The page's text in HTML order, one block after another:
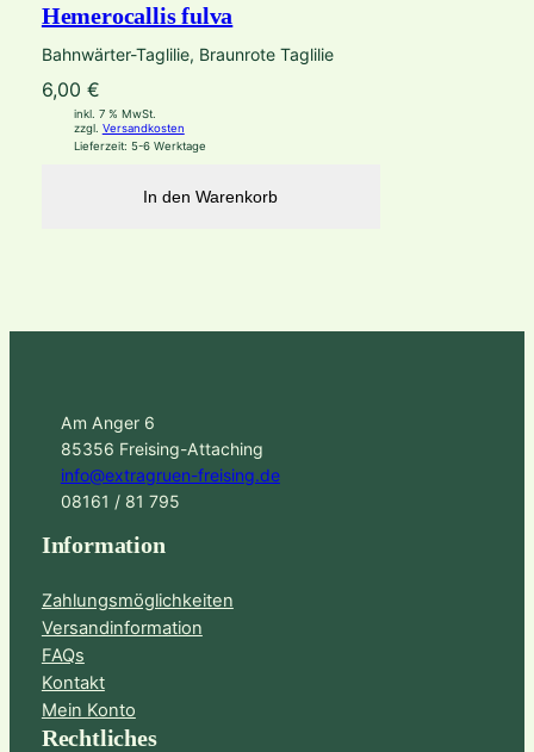
Hemerocallis fulva
Bahnwärter-Taglilie, Braunrote Taglilie
6,00 €
inkl. 7 % MwSt.
zzgl. Versandkosten
Lieferzeit: 5-6 Werktage
In den Warenkorb
Am Anger 6
85356 Freising-Attaching
info@extragruen-freising.de
08161 / 81 795
Information
Zahlungsmöglichkeiten
Versandinformation
FAQs
Kontakt
Mein Konto
Rechtliches